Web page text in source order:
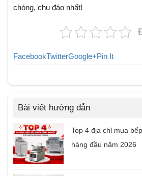
chóng, chu đáo nhất!
FacebookTwitterGoogle+Pin It
Bài viết hướng dẫn
Top 4 địa chỉ mua
hàng đầu năm 2026